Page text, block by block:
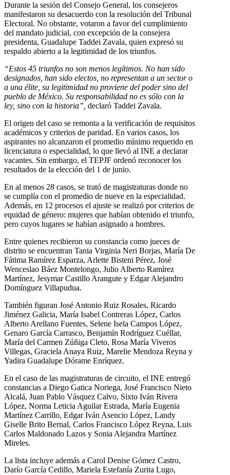
Durante la sesión del Consejo General, los consejeros
manifestaron su desacuerdo con la resolución del Tribunal
Electoral. No obstante, votaron a favor del cumplimiento
del mandato judicial, con excepción de la consejera
presidenta, Guadalupe Taddei Zavala, quien expresó su
respaldo abierto a la legitimidad de los triunfos.
“Estos 45 triunfos no son menos legítimos. No han sido
designados, han sido electos, no representan a un sector o
a una élite, su legitimidad no proviene del poder sino del
pueblo de México. Su responsabilidad no es sólo con la
ley, sino con la historia”, declaró Taddei Zavala.
El origen del caso se remonta a la verificación de requisitos
académicos y criterios de paridad. En varios casos, los
aspirantes no alcanzaron el promedio mínimo requerido en
licenciatura o especialidad, lo que llevó al INE a declarar
vacantes. Sin embargo, el TEPJF ordenó reconocer los
resultados de la elección del 1 de junio.
En al menos 28 casos, se trató de magistraturas donde no
se cumplía con el promedio de nueve en la especialidad.
Además, en 12 procesos el ajuste se realizó por criterios de
equidad de género: mujeres que habían obtenido el triunfo,
pero cuyos lugares se habían asignado a hombres.
Entre quienes recibieron su constancia como jueces de
distrito se encuentran Tania Virginia Neri Borjas, María De
Fátima Ramírez Esparza, Arlette Bisteni Pérez, José
Wenceslao Báez Montelongo, Julio Alberto Ramírez
Martínez, Jesymar Castillo Arangute y Edgar Alejandro
Domínguez Villapudua.
También figuran José Antonio Ruiz Rosales, Ricardo
Jiménez Galicia, María Isabel Contreras López, Carlos
Alberto Arellano Fuentes, Selene Isela Campos López,
Genaro García Carrasco, Benjamín Rodríguez Cuéllar,
María del Carmen Zúñiga Cleto, Rosa María Viveros
Villegas, Graciela Anaya Ruiz, Marelie Mendoza Reyna y
Yadira Guadalupe Dórame Enríquez.
En el caso de las magistraturas de circuito, el INE entregó
constancias a Diego Gatica Noriega, José Francisco Nieto
Alcalá, Juan Pablo Vásquez Calvo, Sixto Iván Rivera
López, Norma Leticia Aguilar Estrada, María Eugenia
Martínez Carrillo, Edgar Iván Asencio López, Landy
Giselle Brito Bernal, Carlos Francisco López Reyna, Luis
Carlos Maldonado Lazos y Sonia Alejandra Martínez
Mireles.
La lista incluye además a Carol Denise Gómez Castro,
Darío García Cedillo, Mariela Estefanía Zurita Lugo,